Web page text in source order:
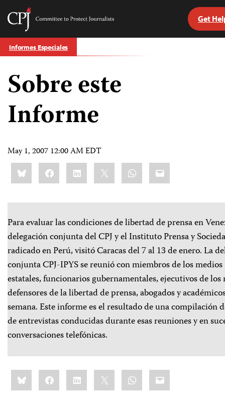
Skip
to
Committee
Protect
Journalists
Get
Informes Especiales
Sobre este
Informe
May 1, 2007 12:00 AM EDT
Share
this:BlueskyFacebookLinkedIn WhatsApp
Email
Para evaluar las condiciones de libertad de prensa en
delegación conjunta del CPJ y el Instituto Prensa y
radicado en Perú, visitó Caracas del 7 al 13 de enero. La
conjunta CPJ-IPYS se reunió con miembros de los
estatales, funcionarios gubernamentales, ejecutivos de los
defensores de la libertad de prensa, abogados y
semana. Este informe es el resultado de una compilación
de entrevistas conducidas durante esas reuniones y en
conversaciones telefónicas.
Share
this:BlueskyFacebookLinkedIn WhatsApp
Email